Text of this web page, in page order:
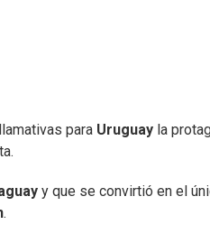
para Uruguay la
y que se convirtió en el
.